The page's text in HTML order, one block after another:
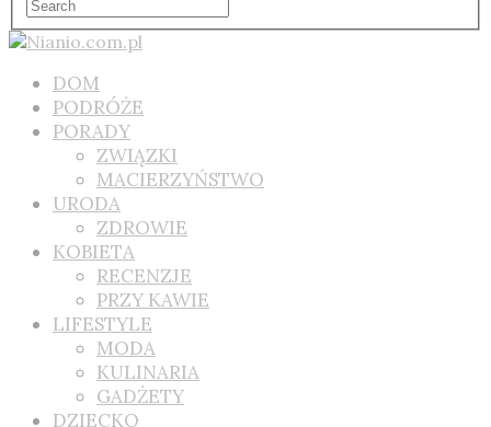
DOM
PODRÓŻE
PORADY
ZWIĄZKI
MACIERZYŃSTWO
URODA
ZDROWIE
KOBIETA
RECENZJE
PRZY KAWIE
LIFESTYLE
MODA
KULINARIA
GADŻETY
DZIECKO